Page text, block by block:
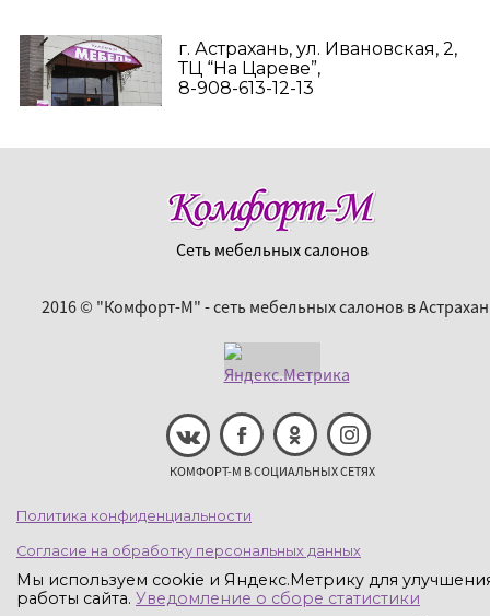
г. Астрахань, ул. Ивановская, 2,
ТЦ “На Цареве”,
8-908-613-12-13
Сеть мебельных салонов
2016 © "Комфорт-М" - сеть мебельных салонов в
КОМФОРТ-М В СОЦИАЛЬНЫХ СЕТЯХ
Политика конфиденциальности
Согласие на обработку персональных данных
Мы используем cookie и Яндекс.Метрику для
работы сайта. Уведомление о сборе статистики